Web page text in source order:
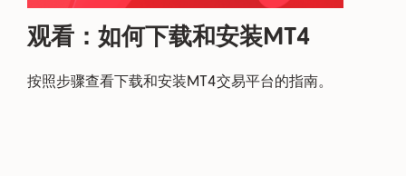
观看：如何下载和安装MT4
按照步骤查看下载和安装MT4交易平台的指南。